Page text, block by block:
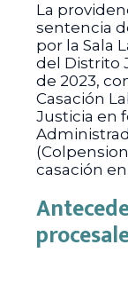
La
sentencia
por la Sala
del Distrito
de 2023,
Casación
Justicia en
casación